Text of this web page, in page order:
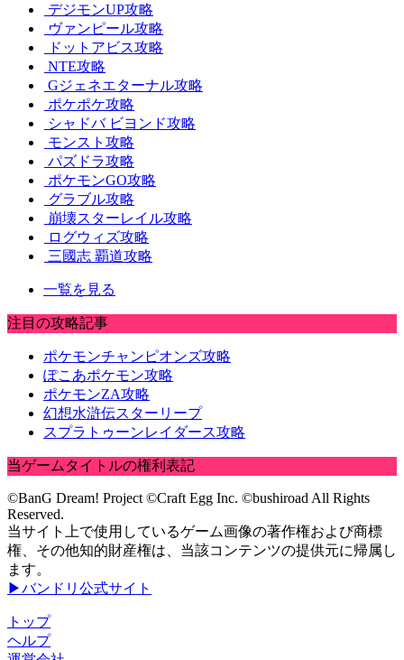
デジモンUP攻略
ヴァンピール攻略
ドットアビス攻略
NTE攻略
Gジェネエターナル攻略
ポケポケ攻略
シャドバ ビヨンド攻略
モンスト攻略
パズドラ攻略
ポケモンGO攻略
グラブル攻略
崩壊スターレイル攻略
ログウィズ攻略
三國志 覇道攻略
一覧を見る
注目の攻略記事
ポケモンチャンピオンズ攻略
ぽこあポケモン攻略
ポケモンZA攻略
幻想水滸伝スターリープ
スプラトゥーンレイダース攻略
当ゲームタイトルの権利表記
©BanG Dream! Project ©Craft Egg Inc. ©bushiroad All Rights
Reserved.
当サイト上で使用しているゲーム画像の著作権および商標
権、その他知的財産権は、当該コンテンツの提供元に帰属し
ます。
▶バンドリ公式サイト
トップ
ヘルプ